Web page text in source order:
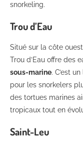
snorkeling.
Trou d’Eau
Situé sur la côte
Trou d’Eau offre des
sous-marine. C’est
pour les snorkelers
des tortues marines
tropicaux tout en
Saint-Leu